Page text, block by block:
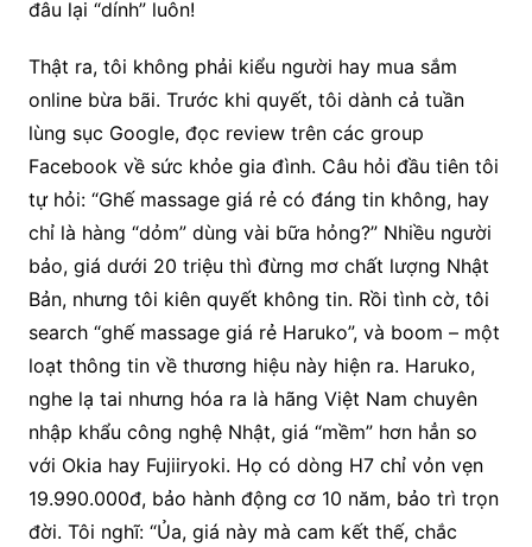
đâu lại “dính” luôn!
Thật ra, tôi không phải kiểu người hay mua sắm
online bừa bãi. Trước khi quyết, tôi dành cả tuần
lùng sục Google, đọc review trên các group
Facebook về sức khỏe gia đình. Câu hỏi đầu tiên tôi
tự hỏi: “Ghế massage giá rẻ có đáng tin không, hay
chỉ là hàng “dỏm” dùng vài bữa hỏng?” Nhiều người
bảo, giá dưới 20 triệu thì đừng mơ chất lượng Nhật
Bản, nhưng tôi kiên quyết không tin. Rồi tình cờ, tôi
search “ghế massage giá rẻ Haruko”, và boom – một
loạt thông tin về thương hiệu này hiện ra. Haruko,
nghe lạ tai nhưng hóa ra là hãng Việt Nam chuyên
nhập khẩu công nghệ Nhật, giá “mềm” hơn hẳn so
với Okia hay Fujiiryoki. Họ có dòng H7 chỉ vỏn vẹn
19.990.000đ, bảo hành động cơ 10 năm, bảo trì trọn
đời. Tôi nghĩ: “Ủa, giá này mà cam kết thế, chắc